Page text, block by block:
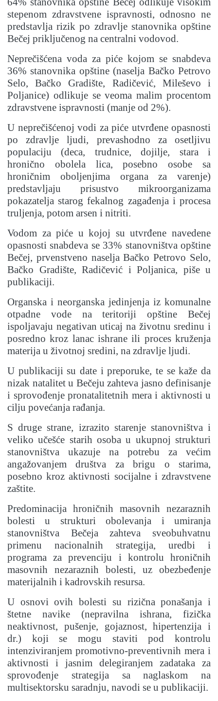
stepenom zdravstvene ispravnosti, odnosno ne
predstavlja rizik po zdravlje stanovnika opštine
Bečej priključenog na centralni vodovod.
Neprečišćena voda za piće kojom se snabdeva
36% stanovnika opštine (naselja Bačko Petrovo
Selo, Bačko Gradište, Radičević, Mileševo i
Poljanice) odlikuje se veoma malim procentom
zdravstvene ispravnosti (manje od 2%).
U neprečišćenoj vodi za piće utvrđene opasnosti
po zdravlje ljudi, prevashodno za osetljivu
populaciju (deca, trudnice, dojilje, stara i
hronično obolela lica, posebno osobe sa
hroničnim oboljenjima organa za varenje)
predstavljaju prisustvo mikroorganizama
pokazatelja starog fekalnog zagađenja i procesa
truljenja, potom arsen i nitriti.
Vodom za piće u kojoj su utvrđene navedene
opasnosti snabdeva se 33% stanovništva opštine
Bečej, prvenstveno naselja Bačko Petrovo Selo,
Bačko Gradište, Radičević i Poljanica, piše u
publikaciji.
Organska i neorganska jedinjenja iz komunalne
otpadne vode na teritoriji opštine Bečej
ispoljavaju negativan uticaj na životnu sredinu i
posredno kroz lanac ishrane ili proces kruženja
materija u životnoj sredini, na zdravlje ljudi.
U publikaciji su date i preporuke, te se kaže da
nizak natalitet u Bečeju zahteva jasno definisanje
i sprovođenje pronatalitetnih mera i aktivnosti u
cilju povećanja rađanja.
S druge strane, izrazito starenje stanovništva i
veliko učešće starih osoba u ukupnoj strukturi
stanovništva ukazuje na potrebu za većim
angažovanjem društva za brigu o starima,
posebno kroz aktivnosti socijalne i zdravstvene
zaštite.
Predominacija hroničnih masovnih nezaraznih
bolesti u strukturi obolevanja i umiranja
stanovništva Bečeja zahteva sveobuhvatnu
primenu nacionalnih strategija, uredbi i
programa za prevenciju i kontrolu hroničnih
masovnih nezaraznih bolesti, uz obezbeđenje
materijalnih i kadrovskih resursa.
U osnovi ovih bolesti su rizična ponašanja i
štetne navike (nepravilna ishrana, fizička
neaktivnost, pušenje, gojaznost, hipertenzija i
dr.) koji se mogu staviti pod kontrolu
intenziviranjem promotivno-preventivnih mera i
aktivnosti i jasnim delegiranjem zadataka za
sprovođenje strategija sa naglaskom na
multisektorsku saradnju, navodi se u publikaciji.